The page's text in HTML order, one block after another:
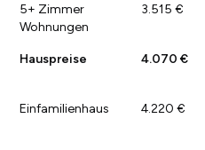
5+ Zimmer
Wohnungen
3.515 €
Hauspreise 4.070 €
Einfamilienhaus 4.220 €